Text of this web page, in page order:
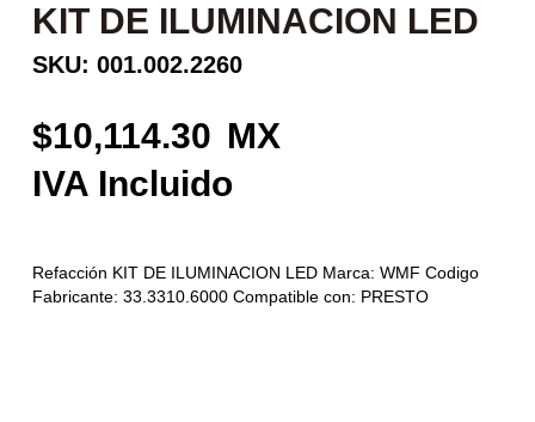
KIT DE ILUMINACION LED
SKU: 001.002.2260
10,114.30
Refacción KIT DE ILUMINACION LED Marca: WMF Codigo
Fabricante: 33.3310.6000 Compatible con: PRESTO